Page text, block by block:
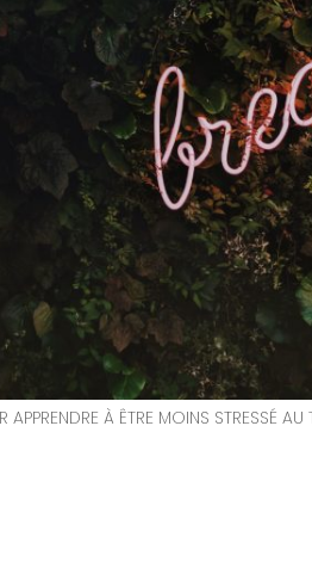
APPRENDRE À ÊTRE MOINS STRESSÉ AU